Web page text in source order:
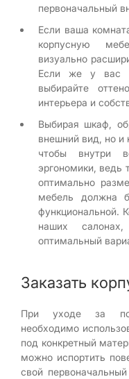
первоначальный
Если ваша
корпусную
визуально
Если же у вас
выбирайте
интерьера и
Выбирая шкаф,
внешний вид, но и
чтобы внутри
эргономики, ведь
оптимально
мебель должна
функциональной.
наших
оптимальный
Заказать
При уходе за
необходимо
под конкретный
можно испортить
свой